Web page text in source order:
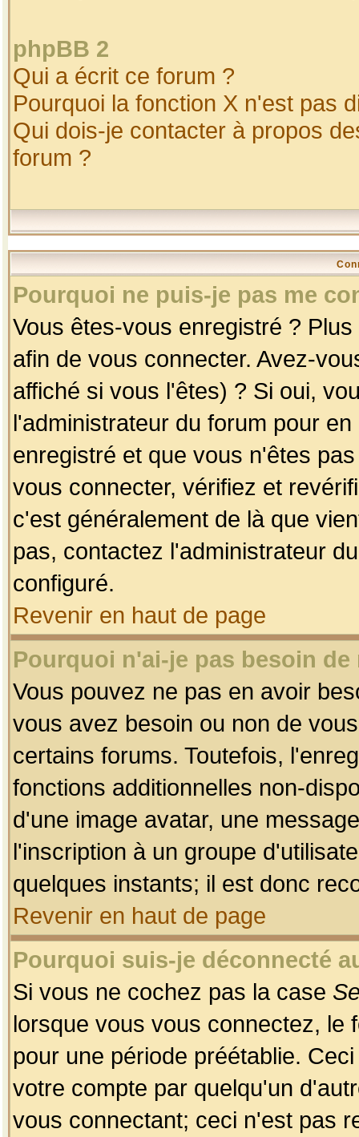
phpBB 2
Qui a écrit ce forum ?
Pourquoi la fonction X n'est pas
Qui dois-je contacter à propos
forum ?
Pourquoi ne puis-je pas me
Vous êtes-vous enregistré ?
afin de vous connecter. Avez-
affiché si vous l'êtes) ? Si oui,
l'administrateur du forum pour
enregistré et que vous n'êtes
vous connecter, vérifiez et
c'est généralement de là que
pas, contactez l'administrateur
configuré.
Revenir en haut de page
Pourquoi n'ai-je pas besoin
Vous pouvez ne pas en avoir
vous avez besoin ou non de
certains forums. Toutefois,
fonctions additionnelles non-
d'une image avatar, une
l'inscription à un groupe
quelques instants; il est donc
Revenir en haut de page
Pourquoi suis-je déconnecté
Si vous ne cochez pas la case
lorsque vous vous connectez, le
pour une période préétablie.
votre compte par quelqu'un
vous connectant; ceci n'est pas